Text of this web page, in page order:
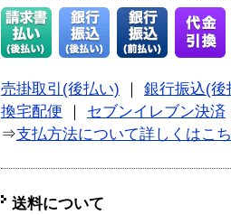
売掛取引(後払い)
銀行振込(後
換宅配便
セブンイレブン決済
⇒支払方法について詳しくはこ
送料について